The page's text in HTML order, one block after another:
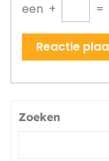
een + =
Zoeken